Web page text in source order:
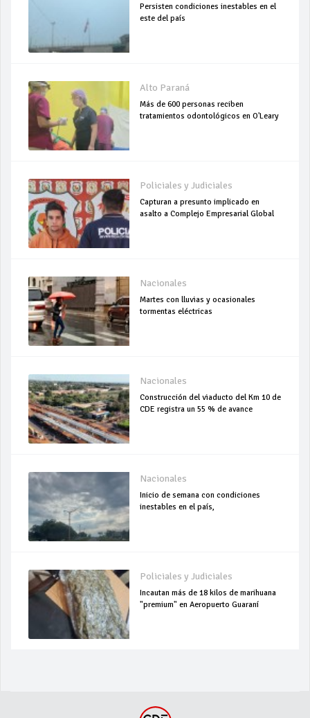
Persisten condiciones inestables en el
este del país
Alto Paraná
Más de 600 personas reciben
tratamientos odontológicos en O'Leary
Policiales y Judiciales
Capturan a presunto implicado en
asalto a Complejo Empresarial Global
Nacionales
Martes con lluvias y ocasionales
tormentas eléctricas
Nacionales
Construcción del viaducto del Km 10 de
CDE registra un 55 % de avance
Nacionales
Inicio de semana con condiciones
inestables en el país,
Policiales y Judiciales
Incautan más de 18 kilos de marihuana
"premium" en Aeropuerto Guaraní